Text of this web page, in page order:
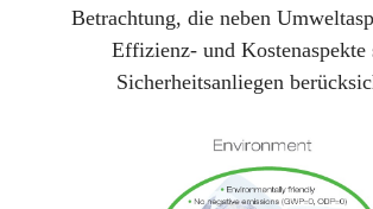
Betrachtung, die neben
Effizienz- und Kostenaspekte
Sicherheitsanliegen